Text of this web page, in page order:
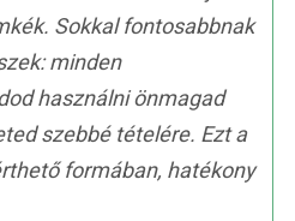
Sokkal fontosabbnak
minden
használni önmagad
szebbé tételére. Ezt a
formában, hatékony